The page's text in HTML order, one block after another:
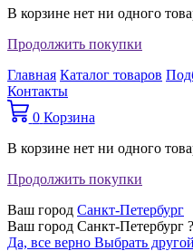
В корзине нет ни одного
Продолжить покупки
Главная Каталог товаров
Контакты
0 Корзина
В корзине нет ни одного
Продолжить покупки
Ваш город Санкт-Петербург
Ваш город Санкт-Петербург ?
Да, все верно Выбрать другой